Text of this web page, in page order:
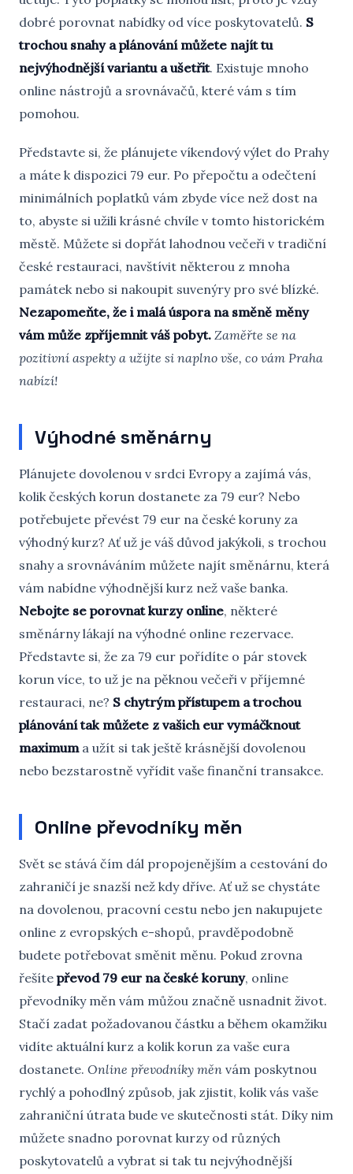
dobré porovnat nabídky od více poskytovatelů. S
trochou snahy a plánování můžete najít tu
nejvýhodnější variantu a ušetřit. Existuje mnoho
online nástrojů a srovnávačů, které vám s tím
pomohou.
Představte si, že plánujete víkendový výlet do Prahy
a máte k dispozici 79 eur. Po přepočtu a odečtení
minimálních poplatků vám zbyde více než dost na
to, abyste si užili krásné chvíle v tomto historickém
městě. Můžete si dopřát lahodnou večeři v tradiční
české restauraci, navštívit některou z mnoha
památek nebo si nakoupit suvenýry pro své blízké.
Nezapomeňte, že i malá úspora na směně měny
vám může zpříjemnit váš pobyt. Zaměřte se na
pozitivní aspekty a užijte si naplno vše, co vám Praha
nabízí!
Výhodné směnárny
Plánujete dovolenou v srdci Evropy a zajímá vás,
kolik českých korun dostanete za 79 eur? Nebo
potřebujete převést 79 eur na české koruny za
výhodný kurz? Ať už je váš důvod jakýkoli, s trochou
snahy a srovnáváním můžete najít směnárnu, která
vám nabídne výhodnější kurz než vaše banka.
Nebojte se porovnat kurzy online, některé
směnárny lákají na výhodné online rezervace.
Představte si, že za 79 eur pořídíte o pár stovek
korun více, to už je na pěknou večeři v příjemné
restauraci, ne? S chytrým přístupem a trochou
plánování tak můžete z vašich eur vymáčknout
maximuma užít si tak ještě krásnější dovolenou
nebo bezstarostně vyřídit vaše finanční transakce.
Online převodníky měn
Svět se stává čím dál propojenějším a cestování do
zahraničí je snazší než kdy dříve. Ať už se chystáte
na dovolenou, pracovní cestu nebo jen nakupujete
online z evropských e-shopů, pravděpodobně
budete potřebovat směnit měnu. Pokud zrovna
řešíte převod 79 eur na české koruny, online
převodníky měn vám můžou značně usnadnit život.
Stačí zadat požadovanou částku a během okamžiku
vidíte aktuální kurz a kolik korun za vaše eura
dostanete. Online převodníky měn vám poskytnou
rychlý a pohodlný způsob, jak zjistit, kolik vás vaše
zahraniční útrata bude ve skutečnosti stát. Díky nim
můžete snadno porovnat kurzy od různých
poskytovatelů a vybrat si tak tu nejvýhodnější